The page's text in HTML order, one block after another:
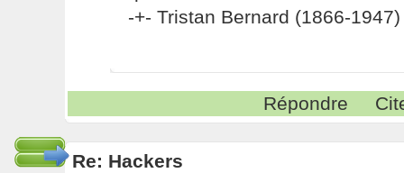
-+- Tristan Bernard (1866-1947)
Répondre
Re: Hackers